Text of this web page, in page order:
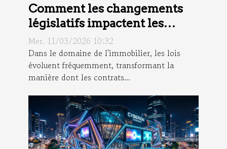
Comment les changements
législatifs impactent les
contrats immobiliers ?
Mer. 11/03/2026 10:32
Dans le domaine de l'immobilier, les lois
évoluent fréquemment, transformant la
manière dont les contrats...